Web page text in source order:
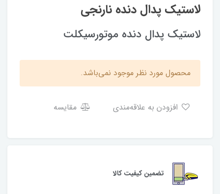
لاستیک پدال دنده نارنجی
لاستیک پدال دنده موتورسیکلت
محصول مورد نظر موجود نمی‌باشد.
مقایسه
تضمین کیفیت کالا